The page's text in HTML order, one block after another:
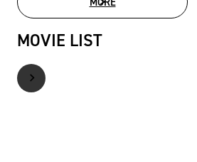
PHOTO GALLERY
MOVIE LIST